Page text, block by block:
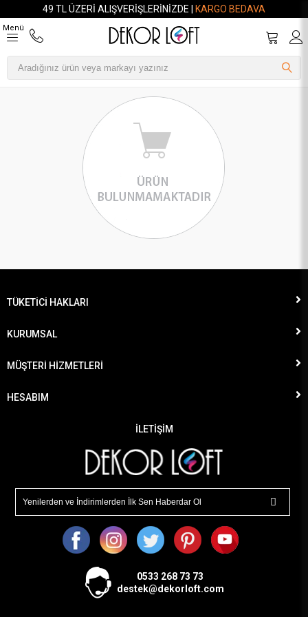
49 TL ÜZERI ALIŞVERIŞLERINIZDE | KARGO BEDAVA
Menü
TÜKETİCİ HAKLARI
KURUMSAL
MÜŞTERİ HİZMETLERİ
HESABIM
İLETİŞİM
0533 268 73 73
destek@dekorloft.com